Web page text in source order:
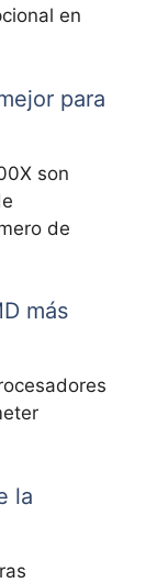
en
para
son
de
más
la